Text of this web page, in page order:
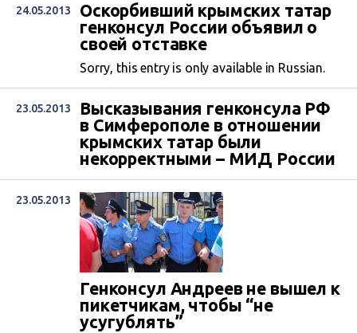
24.05.2013
Оскорбивший крымских татар
генконсул России объявил о
своей отставке
Sorry, this entry is only available in Russian.
23.05.2013
Высказывания генконсула РФ
в Симферополе в отношении
крымских татар были
некорректными – МИД России
23.05.2013
Генконсул Андреев не вышел к
пикетчикам, чтобы “не
усугублять”